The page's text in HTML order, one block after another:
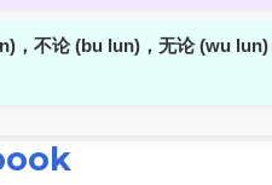
，不论 (bu lun)，无论 (wu